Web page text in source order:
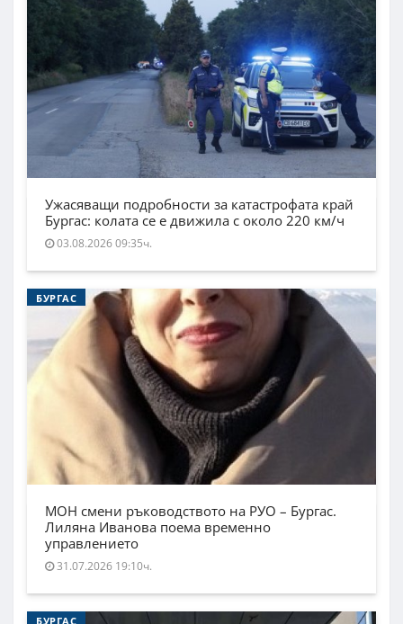
Ужасяващи подробности за катастрофата край
Бургас: колата се е движила с около 220 км/ч
03.08.2026 09:35ч.
БУРГАС
МОН смени ръководството на РУО – Бургас.
Лиляна Иванова поема временно
управлението
31.07.2026 19:10ч.
БУРГАС